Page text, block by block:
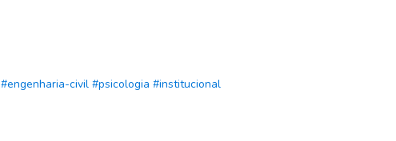
#engenharia-civil #psicologia #institucional